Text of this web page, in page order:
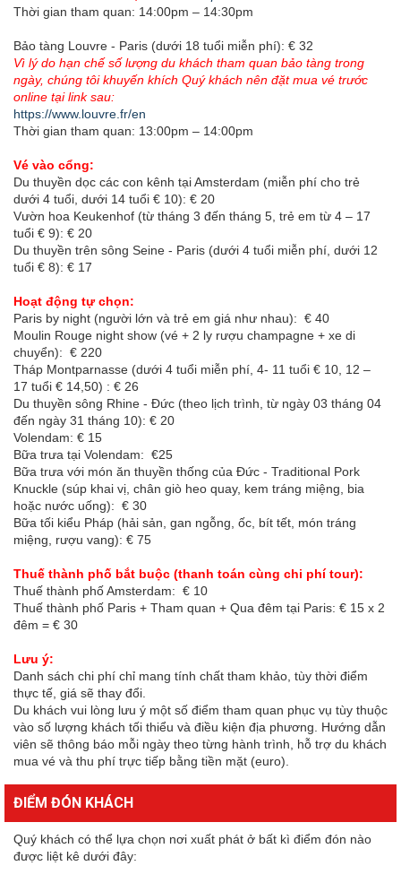
Thời gian tham quan: 14:00pm – 14:30pm
Bảo tàng Louvre - Paris (dưới 18 tuổi miễn phí): € 32
Vì lý do hạn chế số lượng du khách tham quan bảo tàng trong
ngày, chúng tôi khuyến khích Quý khách nên đặt mua vé trước
online tại link sau:
https://www.louvre.fr/en
Thời gian tham quan: 13:00pm – 14:00pm
Vé vào cổng:
Du thuyền dọc các con kênh tại Amsterdam (miễn phí cho trẻ
dưới 4 tuổi, dưới 14 tuổi € 10): € 20
Vườn hoa Keukenhof (từ tháng 3 đến tháng 5, trẻ em từ 4 – 17
tuổi € 9): € 20
Du thuyền trên sông Seine - Paris (dưới 4 tuổi miễn phí, dưới 12
tuổi € 8): € 17
Hoạt động tự chọn:
Paris by night (người lớn và trẻ em giá như nhau): € 40
Moulin Rouge night show (vé + 2 ly rượu champagne + xe di
chuyển): € 220
Tháp Montparnasse (dưới 4 tuổi miễn phí, 4- 11 tuổi € 10, 12 –
17 tuổi € 14,50) : € 26
Du thuyền sông Rhine - Đức (theo lịch trình, từ ngày 03 tháng 04
đến ngày 31 tháng 10): € 20
Volendam: € 15
Bữa trưa tại Volendam: €25
Bữa trưa với món ăn thuyền thống của Đức - Traditional Pork
Knuckle (súp khai vị, chân giò heo quay, kem tráng miệng, bia
hoặc nước uống): € 30
Bữa tối kiểu Pháp (hải sản, gan ngỗng, ốc, bít tết, món tráng
miệng, rượu vang): € 75
Thuế thành phố bắt buộc (thanh toán cùng chi phí tour):
Thuế thành phố Amsterdam: € 10
Thuế thành phố Paris + Tham quan + Qua đêm tại Paris: € 15 x 2
đêm = € 30
Lưu ý:
Danh sách chi phí chỉ mang tính chất tham khảo, tùy thời điểm
thực tế, giá sẽ thay đổi.
Du khách vui lòng lưu ý một số điểm tham quan phục vụ tùy thuộc
vào số lượng khách tối thiểu và điều kiện địa phương. Hướng dẫn
viên sẽ thông báo mỗi ngày theo từng hành trình, hỗ trợ du khách
mua vé và thu phí trực tiếp bằng tiền mặt (euro).
ĐIỂM ĐÓN KHÁCH
Quý khách có thể lựa chọn nơi xuất phát ở bất kì điểm đón nào
được liệt kê dưới đây: